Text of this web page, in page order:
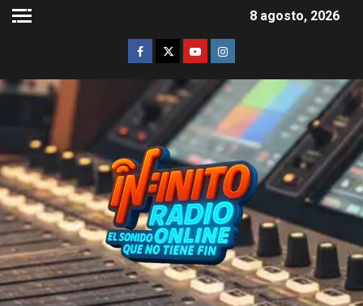
8 agosto, 2026